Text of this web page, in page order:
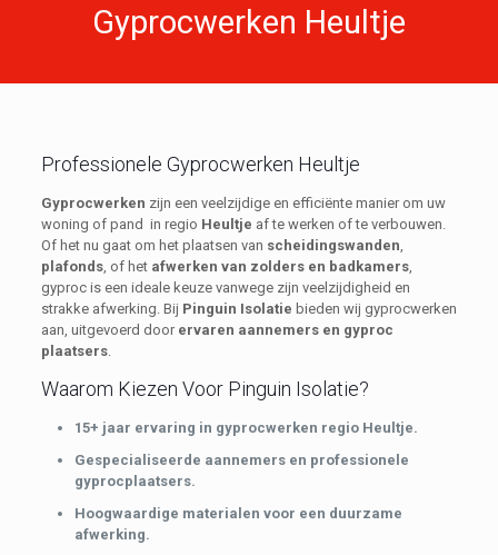
Gyprocwerken Heultje
Professionele Gyprocwerken Heultje
Gyprocwerken zijn een veelzijdige en efficiënte manier om uw
woning of pand in regio Heultje af te werken of te verbouwen.
Of het nu gaat om het plaatsen van scheidingswanden
plafonds, of het afwerken van zolders en badkamers,
gyproc is een ideale keuze vanwege zijn veelzijdigheid en
strakke afwerking. Bij Pinguin Isolatie bieden wij gyprocwerken
aan, uitgevoerd door ervaren aannemers en gyproc
plaatsers.
Waarom Kiezen Voor Pinguin Isolatie?
15+ jaar ervaring in gyprocwerken regio Heultje.
Gespecialiseerde aannemers en professionele
gyprocplaatsers.
Hoogwaardige materialen voor een duurzame
afwerking.